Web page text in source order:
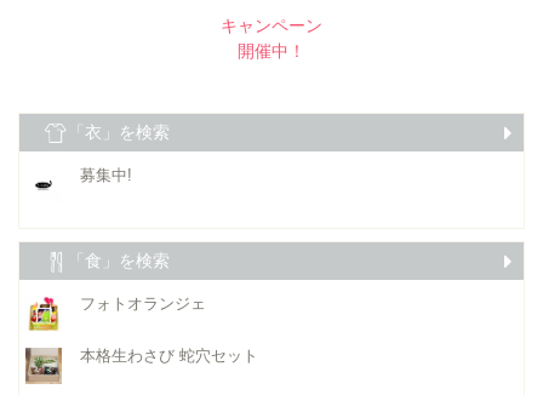
キャンペーン
開催中！
「衣」を検索
募集中!
「食」を検索
フォトオランジェ
本格生わさび 蛇穴セット